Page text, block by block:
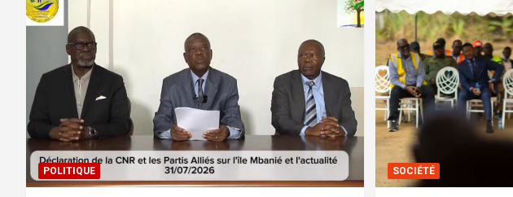
POLITIQUE SOCIÉTÉ